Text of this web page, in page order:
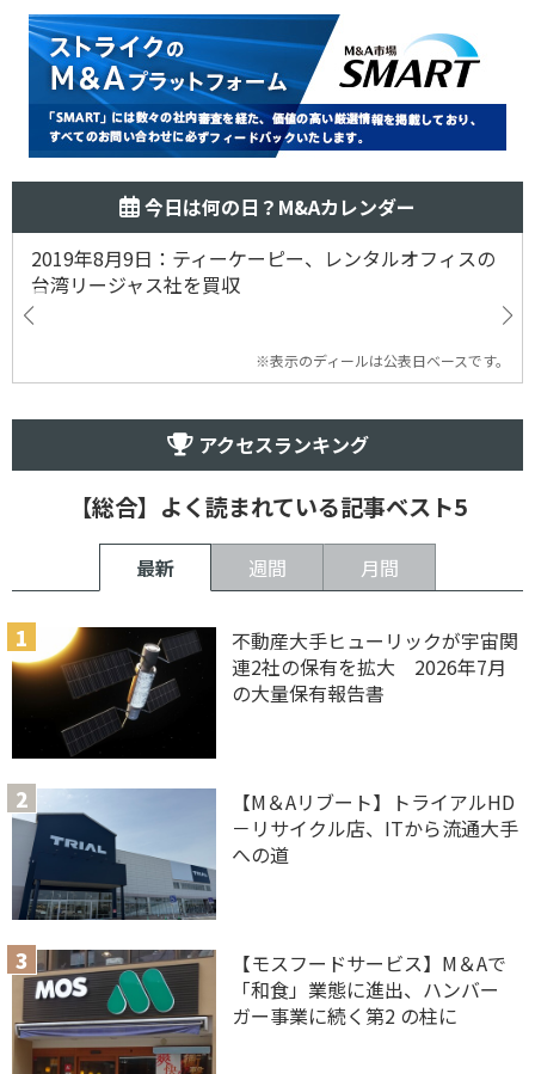
今日は何の日？M&Aカレンダー
2019年8月9日：ティーケーピー、レンタルオフィスの
台湾リージャス社を買収
※表示のディールは公表日ベースです。
アクセスランキング
【総合】よく読まれている記事ベスト5
最新 週間 月間
不動産大手ヒューリックが宇宙関
連2社の保有を拡大 2026年7月
の大量保有報告書
【M＆Aリブート】トライアルHD
－リサイクル店、ITから流通大手
への道
【モスフードサービス】M＆Aで
「和食」業態に進出、ハンバー
ガー事業に続く第2 の柱に